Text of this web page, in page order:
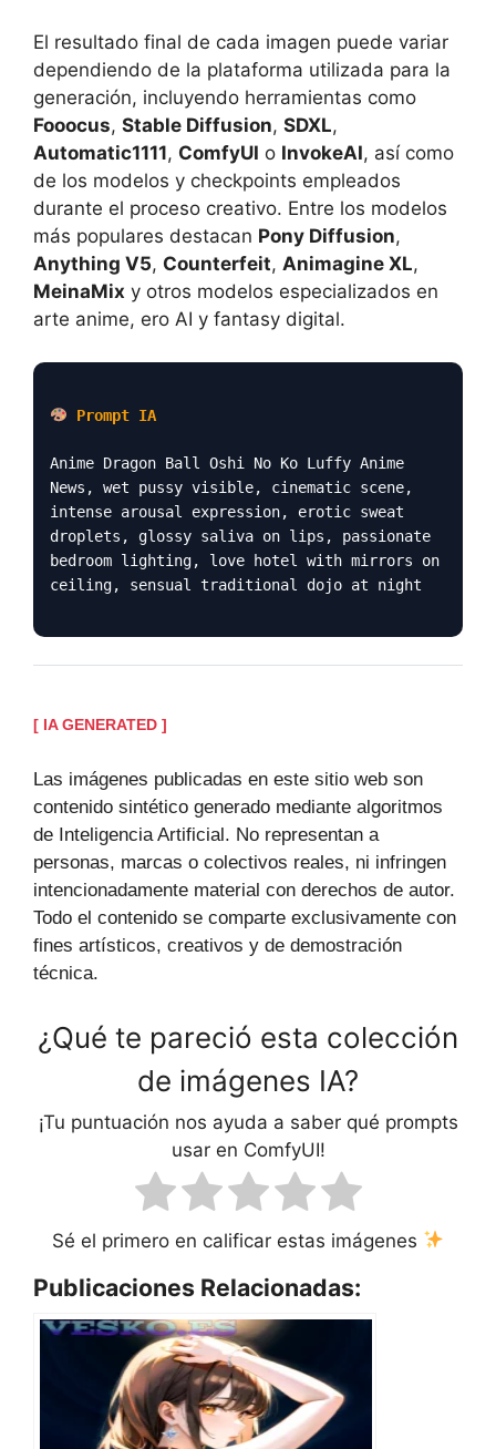
El resultado final de cada imagen puede variar
dependiendo de la plataforma utilizada para la
generación, incluyendo herramientas como
Fooocus, Stable Diffusion, SDXL,
Automatic1111, ComfyUI o InvokeAI, así como
de los modelos y checkpoints empleados
durante el proceso creativo. Entre los modelos
más populares destacan Pony Diffusion,
Anything V5, Counterfeit, Animagine XL,
MeinaMix y otros modelos especializados en
arte anime, ero AI y fantasy digital.
Prompt IA
Anime Dragon Ball Oshi No Ko Luffy Anime
News, wet pussy visible, cinematic scene,
intense arousal expression, erotic sweat
droplets, glossy saliva on lips, passionate
bedroom lighting, love hotel with mirrors on
ceiling, sensual traditional dojo at night
[ IA GENERATED ]
Las imágenes publicadas en este sitio web son
contenido sintético generado mediante algoritmos
de Inteligencia Artificial. No representan a
personas, marcas o colectivos reales, ni infringen
intencionadamente material con derechos de autor.
Todo el contenido se comparte exclusivamente con
fines artísticos, creativos y de demostración
técnica.
¿Qué te pareció esta colección
de imágenes IA?
¡Tu puntuación nos ayuda a saber qué prompts
usar en ComfyUI!
Sé el primero en calificar estas imágenes
Publicaciones Relacionadas: